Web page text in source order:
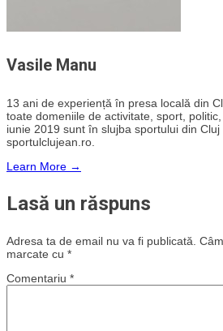
Vasile Manu
13 ani de experiență în presa locală din
toate domeniile de activitate, sport,
iunie 2019 sunt în slujba sportului din
sportulclujean.ro.
Learn More →
Lasă un răspuns
Adresa ta de email nu va fi publicată.
marcate cu *
Comentariu *